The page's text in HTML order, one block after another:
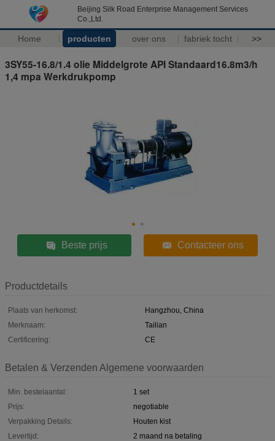
Beijing Silk Road Enterprise Management Services
Co.,Ltd.
Home producten over ons fabriek tocht >>
3SY55-16.8/1.4 olie Middelgrote API Standaard16.8m3/h
1,4 mpa Werkdrukpomp
Beste prijs Contacteer ons
Productdetails
Plaats van herkomst:
Hangzhou, China
Merknaam:
Tailian
Certificering:
CE
Betalen & Verzenden Algemene voorwaarden
Min. bestelaantal:
1 set
Prijs:
negotiable
Verpakking Details:
Houten kist
Levertijd:
2 maand na betaling